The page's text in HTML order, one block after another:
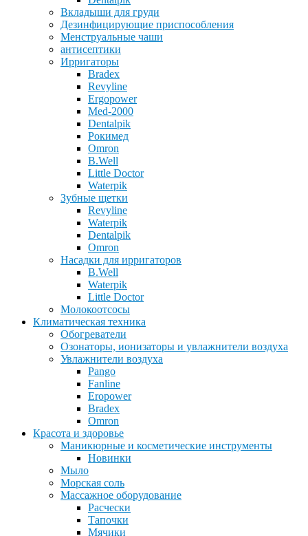
Вкладыши для груди
Дезинфицирующие приспособления
Менструальные чаши
антисептики
Ирригаторы
Bradex
Revyline
Ergopower
Med-2000
Dentalpik
Рокимед
Omron
B.Well
Little Doctor
Waterpik
Зубные щетки
Revyline
Waterpik
Dentalpik
Omron
Насадки для ирригаторов
B.Well
Waterpik
Little Doctor
Молокоотсосы
Климатическая техника
Обогреватели
Озонаторы, ионизаторы и увлажнители воздуха
Увлажнители воздуха
Pango
Fanline
Eropower
Bradex
Omron
Красота и здоровье
Маникюрные и косметические инструменты
Новинки
Мыло
Морская соль
Массажное оборудование
Расчески
Тапочки
Мячики